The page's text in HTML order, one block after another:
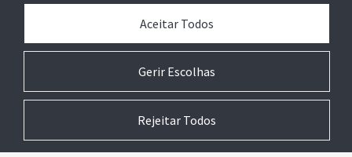
© 2026 Johnson Controls. Todos os direitos reservados.
Jurídico
Configurações de
Termos
Gerir Escolhas
Aceitar Todos
Rejeitar Todos
Preferências